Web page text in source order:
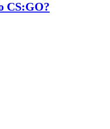
CS:GO?